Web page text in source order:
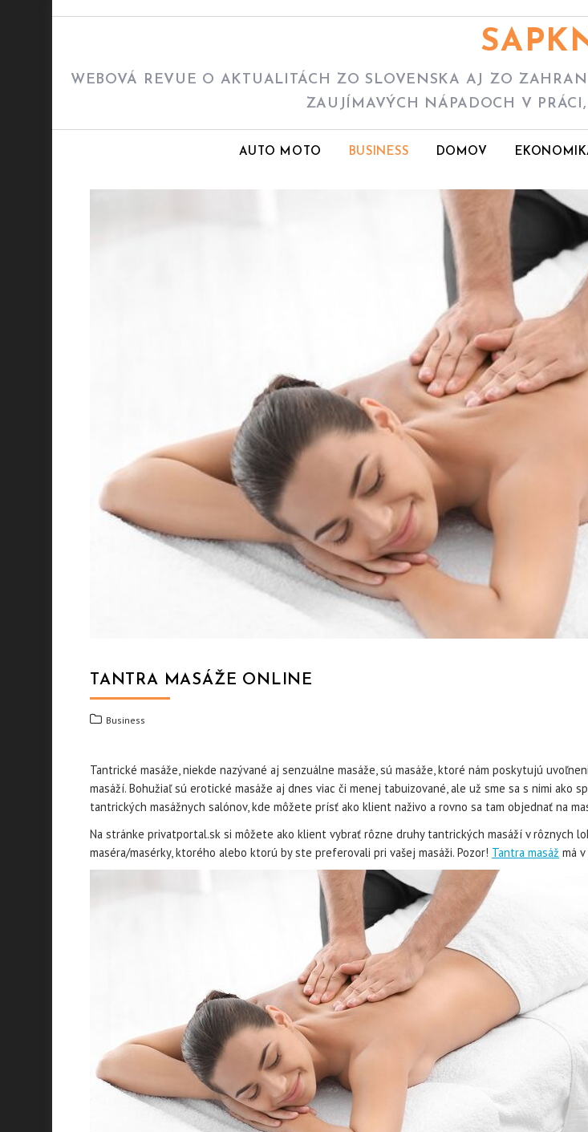
WEBOVÁ REVUE O AKTUALITÁCH ZO SLOVENSKA AJ ZO
ZAUJÍMAVÝCH NÁPADOCH V
AUTO MOTO BUSINESS DOMOV
TANTRA MASÁŽE ONLINE
Business
Tantrické masáže, niekde nazývané aj senzuálne masáže, sú masáže, ktoré nám poskytujú
masáží. Bohužiaľ sú erotické masáže aj dnes viac či menej tabuizované, ale už sme sa s nimi ako
tantrických masážnych salónov, kde môžete prísť ako klient naživo a rovno sa tam objednať na
Na stránke privatportal.sk si môžete ako klient vybrať rôzne druhy tantrických masáží v rôznych
maséra/masérky, ktorého alebo ktorú by ste preferovali pri vašej masáži. Pozor! Tantra masáž má